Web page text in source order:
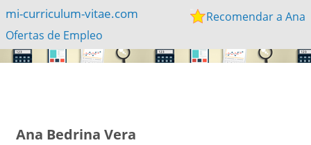
mi-curriculum-vitae.com
Recomendar a Ana
Ofertas de Empleo
Ana Bedrina Vera